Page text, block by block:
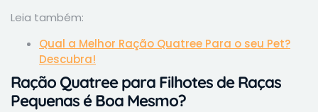
Leia também:
Qual a Melhor Ração Quatree Para o seu Pet?
Descubra!
Ração Quatree para Filhotes de Raças
Pequenas é Boa Mesmo?